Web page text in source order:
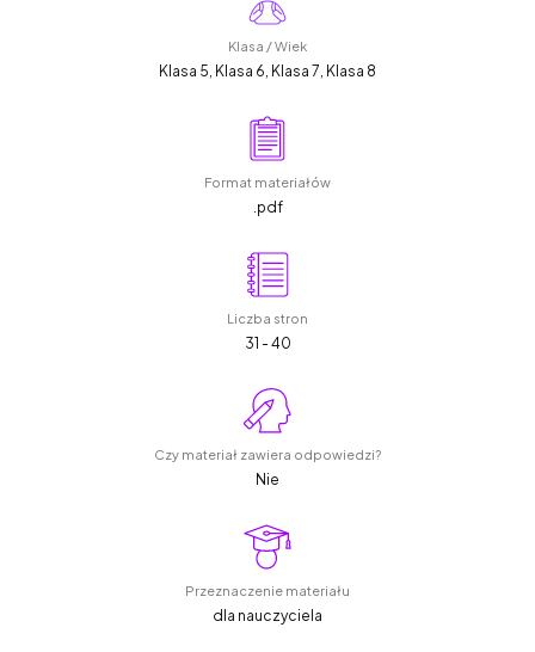
Klasa / Wiek
Klasa 5, Klasa 6, Klasa 7, Klasa 8
Format materiałów
.pdf
Liczba stron
31 - 40
Czy materiał zawiera odpowiedzi?
Nie
Przeznaczenie materiału
dla nauczyciela